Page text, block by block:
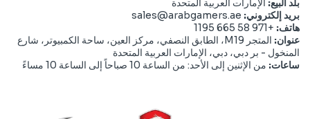
بلد البيع: الإمارات العربية المتحدة
بريد إلكتروني: sales@arabgamers.ae
هاتف: +971 58 665 1195
عنوان:
المتجر M19، الطابق النصفي، مركز العين، ساحة الكمبيوتر، شارع
المنخول - بر دبي، دبي، الإمارات العربية المتحدة
ساعات: من الإثنين إلى الأحد: من الساعة 10 صباحاً إلى الساعة 10 مساءً